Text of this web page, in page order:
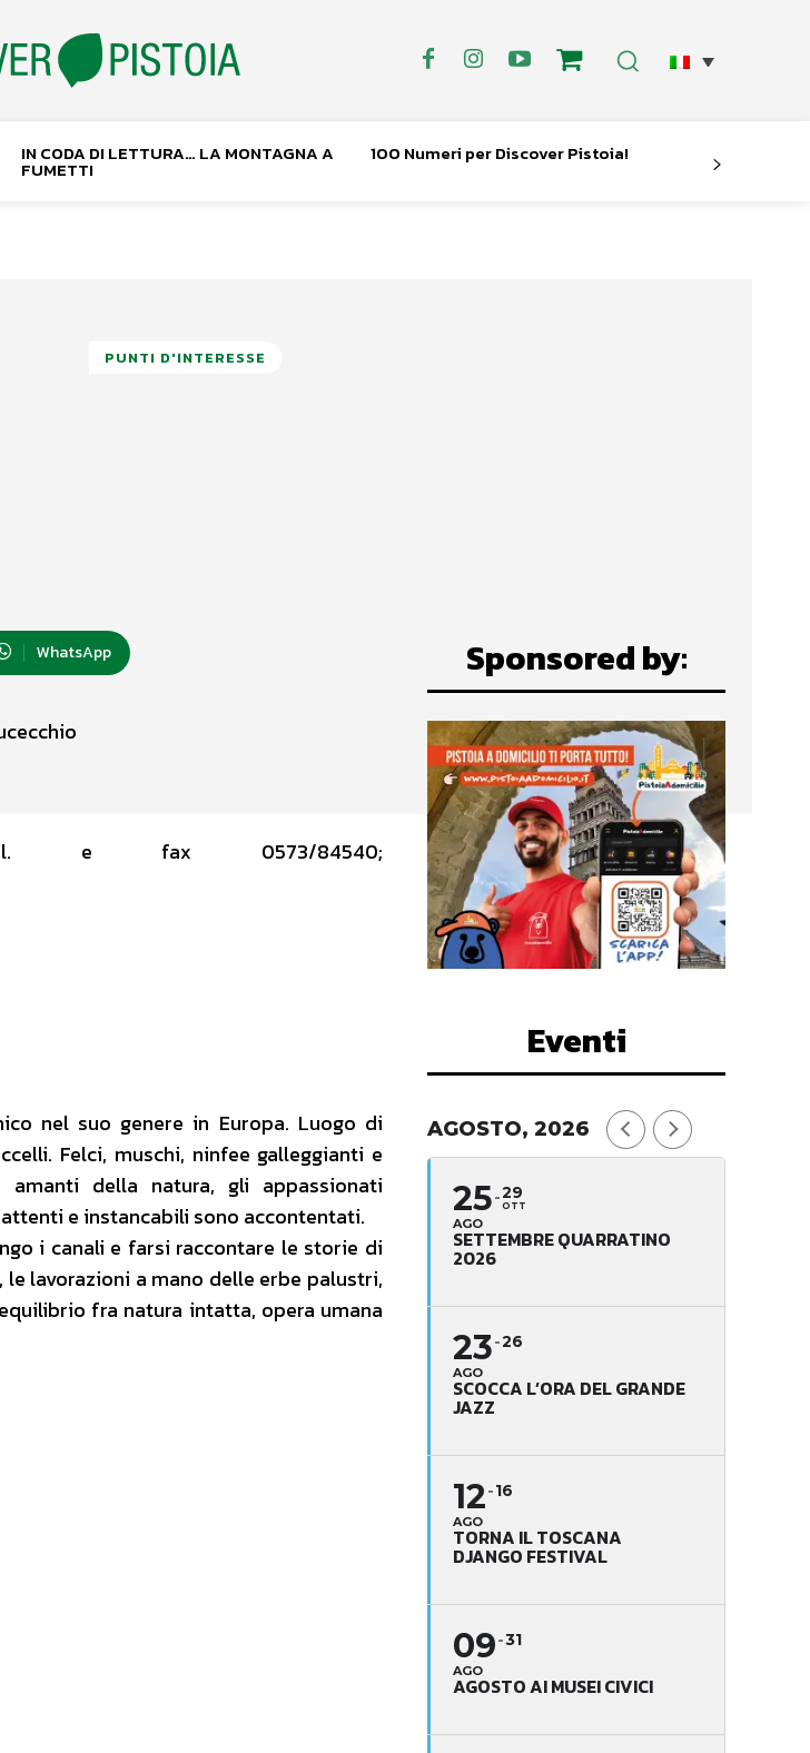
IN CODA DI LETTURA… LA MONTAGNA A
FUMETTI
100 Numeri per Discover Pistoia!
PUNTI D'INTERESSE
WhatsApp
e fax 0573/84540;
nel suo genere in Europa. Luogo di
Felci, muschi, ninfee galleggianti e
della natura, gli appassionati
e instancabili sono accontentati.
i canali e farsi raccontare le storie di
lavorazioni a mano delle erbe palustri,
fra natura intatta, opera umana
Sponsored by:
Eventi
AGOSTO, 2026
25
AGO
29
OTT
SETTEMBRE QUARRATINO
2026
23
AGO
26
SCOCCA L’ORA DEL GRANDE
JAZZ
12
AGO
16
TORNA IL TOSCANA
DJANGO FESTIVAL
09
AGO
31
AGOSTO AI MUSEI CIVICI